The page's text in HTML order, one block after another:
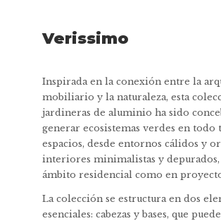
Verissimo
Inspirada en la conexión entre la
mobiliario y la naturaleza, esta
jardineras de aluminio ha sido
generar ecosistemas verdes en todo
espacios, desde entornos cálidos y
interiores minimalistas y depurados,
ámbito residencial como en
La colección se estructura en dos
esenciales: cabezas y bases, que